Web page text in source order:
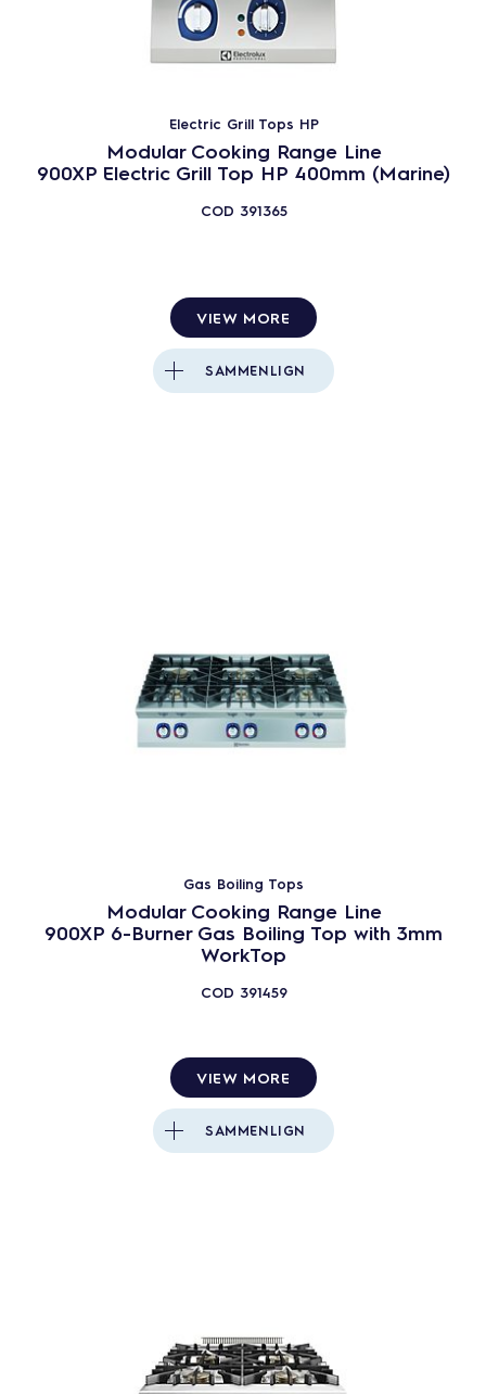
Electric Grill Tops HP
Modular Cooking Range Line
900XP Electric Grill Top HP 400mm (Marine)
COD 391365
VIEW MORE
SAMMENLIGN
Gas Boiling Tops
Modular Cooking Range Line
900XP 6-Burner Gas Boiling Top with 3mm
WorkTop
COD 391459
VIEW MORE
SAMMENLIGN